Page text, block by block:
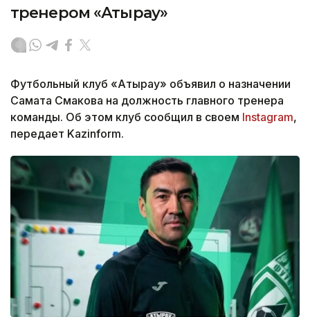
тренером «Атырау»
Футбольный клуб «Атырау» объявил о назначении
Самата Смакова на должность главного тренера
команды. Об этом клуб сообщил в своем Instagram,
передает Kazinform.